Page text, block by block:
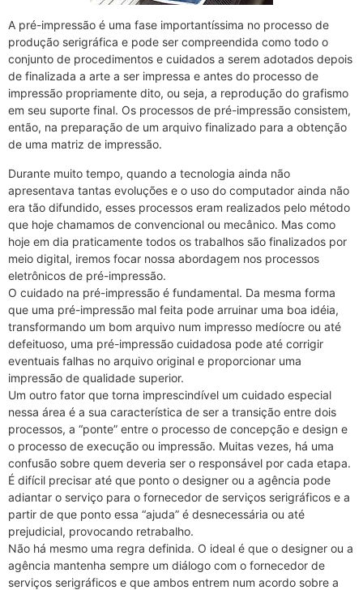
A pré-impressão é uma fase importantíssima no processo de
produção serigráfica e pode ser compreendida como todo o
conjunto de procedimentos e cuidados a serem adotados depois
de finalizada a arte a ser impressa e antes do processo de
impressão propriamente dito, ou seja, a reprodução do grafismo
em seu suporte final. Os processos de pré-impressão consistem,
então, na preparação de um arquivo finalizado para a obtenção
de uma matriz de impressão.
Durante muito tempo, quando a tecnologia ainda não
apresentava tantas evoluções e o uso do computador ainda não
era tão difundido, esses processos eram realizados pelo método
que hoje chamamos de convencional ou mecânico. Mas como
hoje em dia praticamente todos os trabalhos são finalizados por
meio digital, iremos focar nossa abordagem nos processos
eletrônicos de pré-impressão.
O cuidado na pré-impressão é fundamental. Da mesma forma
que uma pré-impressão mal feita pode arruinar uma boa idéia,
transformando um bom arquivo num impresso medíocre ou até
defeituoso, uma pré-impressão cuidadosa pode até corrigir
eventuais falhas no arquivo original e proporcionar uma
impressão de qualidade superior.
Um outro fator que torna imprescindível um cuidado especial
nessa área é a sua característica de ser a transição entre dois
processos, a “ponte” entre o processo de concepção e design e
o processo de execução ou impressão. Muitas vezes, há uma
confusão sobre quem deveria ser o responsável por cada etapa.
É difícil precisar até que ponto o designer ou a agência pode
adiantar o serviço para o fornecedor de serviços serigráficos e a
partir de que ponto essa “ajuda” é desnecessária ou até
prejudicial, provocando retrabalho.
Não há mesmo uma regra definida. O ideal é que o designer ou a
agência mantenha sempre um diálogo com o fornecedor de
serviços serigráficos e que ambos entrem num acordo sobre a